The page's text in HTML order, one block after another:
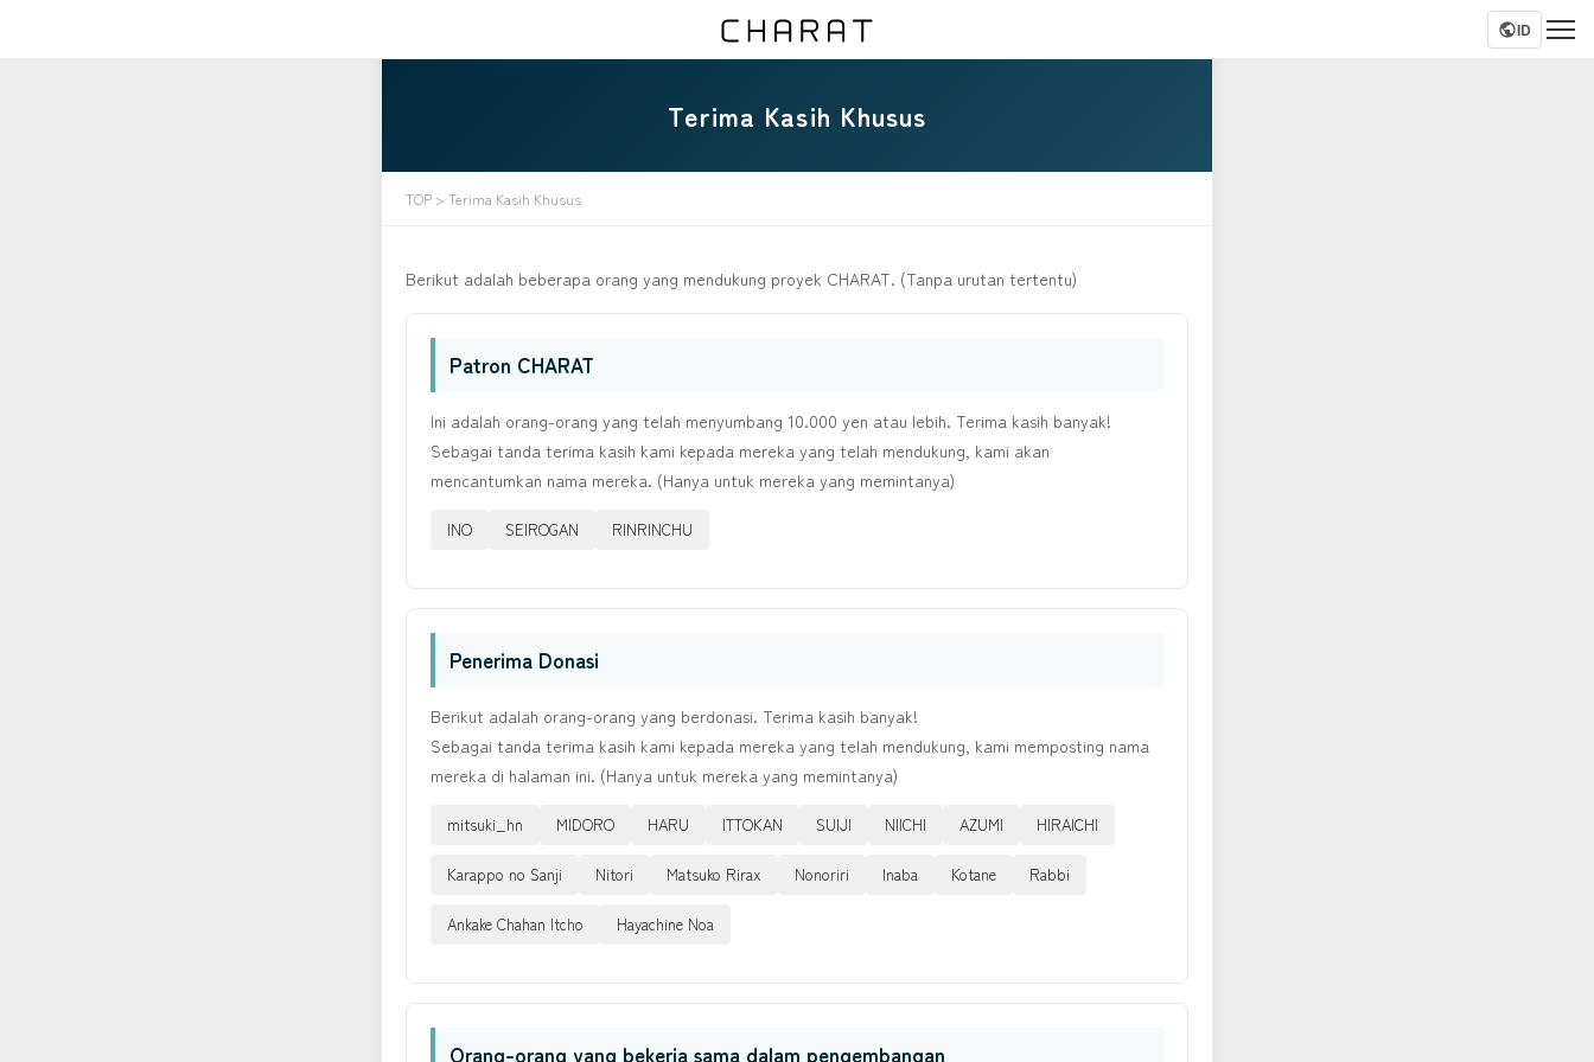
ID
Terima Kasih Khusus
TOP > Terima Kasih Khusus
Berikut adalah beberapa orang yang mendukung proyek CHARAT. (Tanpa urutan tertentu)
Patron CHARAT
Ini adalah orang-orang yang telah menyumbang 10.000 yen atau lebih. Terima kasih banyak!
Sebagai tanda terima kasih kami kepada mereka yang telah mendukung, kami akan
mencantumkan nama mereka. (Hanya untuk mereka yang memintanya)
INO SEIROGAN RINRINCHU
Penerima Donasi
Berikut adalah orang-orang yang berdonasi. Terima kasih banyak!
Sebagai tanda terima kasih kami kepada mereka yang telah mendukung, kami memposting nama
mereka di halaman ini. (Hanya untuk mereka yang memintanya)
mitsuki_hn MIDORO HARU ITTOKAN SUIJI NIICHI AZUMI HIRAICHI
Karappo no Sanji Nitori Matsuko Rirax Nonoriri Inaba Kotane Rabbi
Ankake Chahan Itcho Hayachine Noa
Orang-orang yang bekerja sama dalam pengembangan